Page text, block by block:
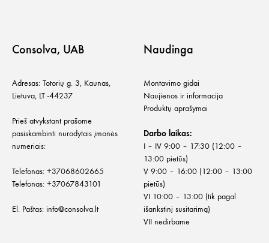
Consolva, UAB
Adresas: Totorių g. 3, Kaunas,
Lietuva, LT -44237
Prieš atvykstant prašome
pasiskambinti nurodytais įmonės
numeriais:
Telefonas: +37068602665
Telefonas: +37067843101
El. Paštas: info@consolva.lt
Naudinga
Montavimo gidai
Naujienos ir informacija
Produktų aprašymai
Darbo laikas:
I – IV 9:00 – 17:30 (12:00 –
13:00 pietūs)
V 9:00 – 16:00 (12:00 – 13:00
pietūs)
VI 10:00 – 13:00 (tik pagal
išankstinį susitarimą)
VII nedirbame